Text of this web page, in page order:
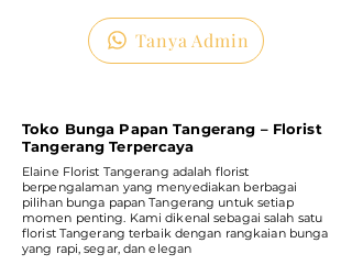
Tanya Admin
Toko Bunga Papan Tangerang – Florist
Tangerang Terpercaya
Elaine Florist Tangerang adalah florist
berpengalaman yang menyediakan berbagai
pilihan bunga papan Tangerang untuk setiap
momen penting. Kami dikenal sebagai salah satu
florist Tangerang terbaik dengan rangkaian bunga
yang rapi, segar, dan elegan